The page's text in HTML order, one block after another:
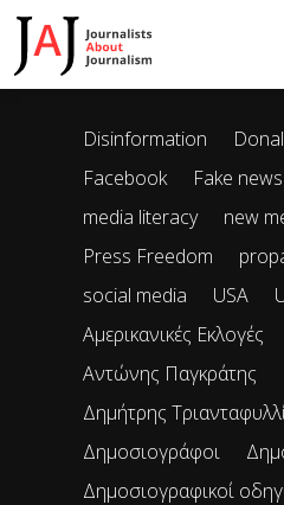
It seems we can’t find what
searching can help.
Disinformation
Facebook
Fake news
media literacy
new
Press Freedom
social media
USA
Αμερικανικές Εκλογές
Αντώνης Παγκράτης
Δημήτρης
Δημοσιογράφοι
Δημοσιογραφικοί